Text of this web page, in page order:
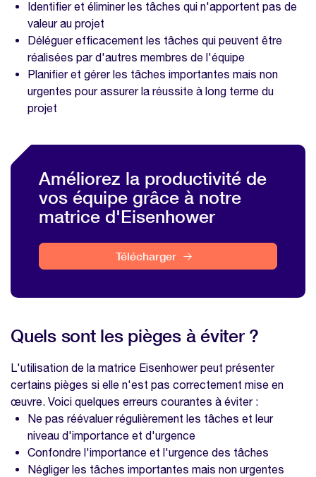
Identifier et éliminer les tâches qui n'apportent pas de
valeur au projet
Déléguer efficacement les tâches qui peuvent être
réalisées par d'autres membres de l'équipe
Planifier et gérer les tâches importantes mais non
urgentes pour assurer la réussite à long terme du
projet
Améliorez la productivité de
vos équipe grâce à notre
matrice d'Eisenhower
Télécharger
Quels sont les pièges à éviter ?
L'utilisation de la matrice Eisenhower peut présenter
certains pièges si elle n'est pas correctement mise en
œuvre. Voici quelques erreurs courantes à éviter :
Ne pas réévaluer régulièrement les tâches et leur
niveau d'importance et d'urgence
Confondre l'importance et l'urgence des tâches
Négliger les tâches importantes mais non urgentes